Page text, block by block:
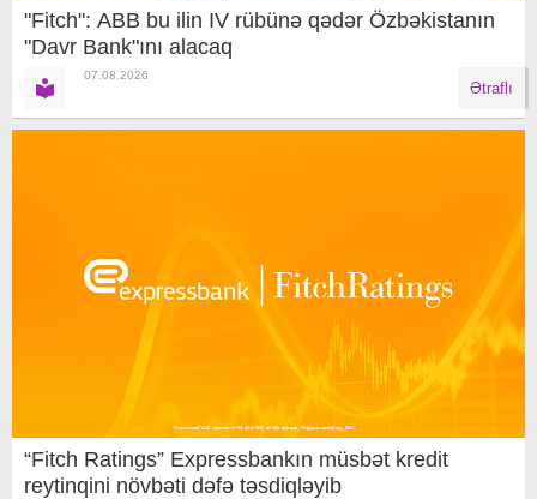
"Fitch": ABB bu ilin IV rübünə qədər Özbəkistanın
"Davr Bank"ını alacaq
07.08.2026
Ətraflı
“Fitch Ratings” Expressbankın müsbət kredit
reytinqini növbəti dəfə təsdiqləyib